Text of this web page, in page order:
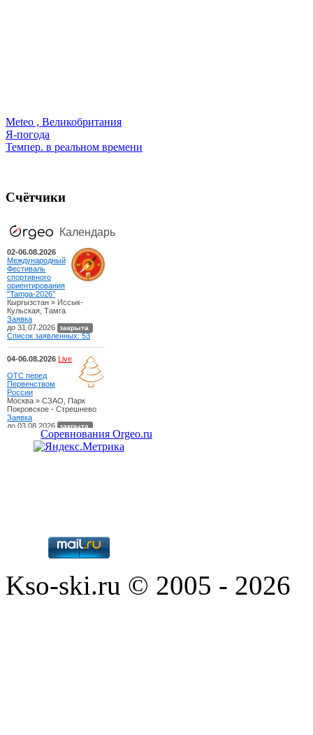
Meteo , Великобритания
Я-погода
Темпер. в реальном времени
Счётчики
Соревнования Orgeo.ru
Kso-ski.ru © 2005 - 2026